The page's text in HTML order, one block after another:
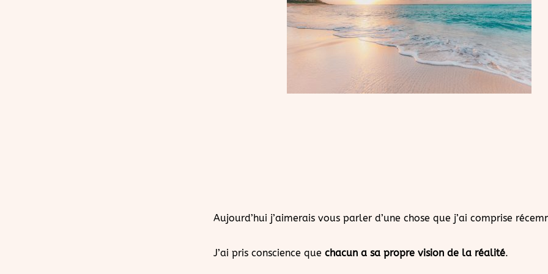
Aujourd’hui j’aimerais vous parler d’une chose que j’ai comprise
J’ai pris conscience quechacun a sa propre vision de la réalité.